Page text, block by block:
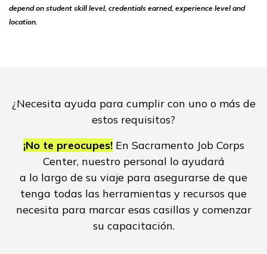
depend on student skill level, credentials earned, experience level and
location.
¿Necesita ayuda para cumplir con uno o más de
estos requisitos?
¡No te preocupes!En Sacramento Job Corps
Center, nuestro personal lo ayudará
a lo largo de su viaje para asegurarse de que
tenga todas las herramientas y recursos que
necesita para marcar esas casillas y comenzar
su capacitación.